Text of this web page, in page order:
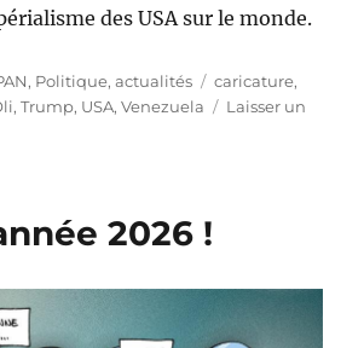
des USA sur le monde.
, Politique, actualités Étiquettes
caricature,
,Trump, USA,Venezuela
Laisser un
2026 !